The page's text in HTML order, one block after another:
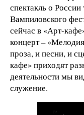
спектакль о
Вампиловского
сейчас в «Арт-
концерт –
проза, и песни, и
кафе» приходят
деятельности мы
служение.